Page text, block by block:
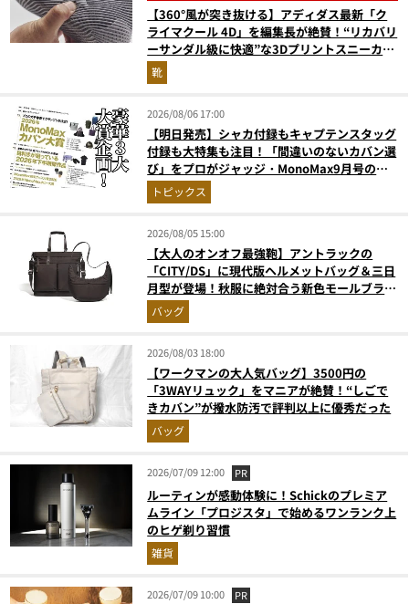
【360°風が突き抜ける】アディダス最新「ク
ライマクール 4D」を編集長が絶賛！“リカバリ
ーサンダル級に快適”な3Dプリントスニーカー
『コレ買いです』Vol.173
靴
2026/08/06 17:00
【明日発売】シャカ付録もキャプテンスタッグ
付録も大特集も注目！「間違いのないカバン選
び」をプロがジャッジ・MonoMax9月号の目
次を公開
トピックス
2026/08/05 15:00
【大人のオンオフ最強鞄】アントラックの
「CITY/DS」に現代版ヘルメットバッグ＆三日
月型が登場！秋服に絶対合う新色モールブラウ
ンが傑作
バッグ
2026/08/03 18:00
【ワークマンの大人気バッグ】3500円の
「3WAYリュック」をマニアが絶賛！“しごで
きカバン”が撥水防汚で評判以上に優秀だった
バッグ
2026/07/09 12:00 PR
ルーティンが感動体験に！Schickのプレミア
ムライン「プロジスタ」で始めるワンランク上
のヒゲ剃り習慣
雑貨
2026/07/09 10:00 PR